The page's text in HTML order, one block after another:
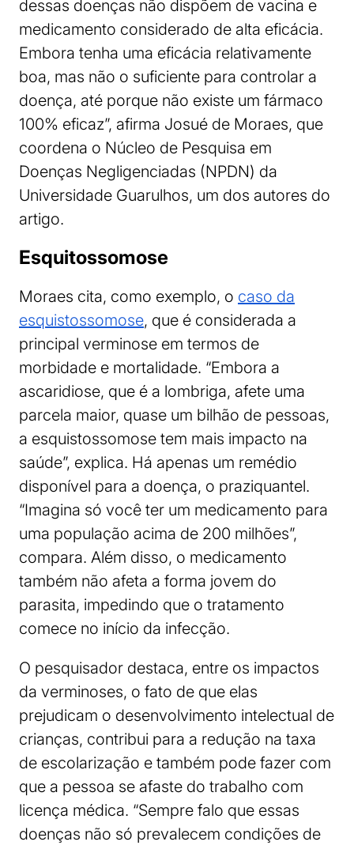
dessas doenças não dispõem de vacina e
medicamento considerado de alta eficácia.
Embora tenha uma eficácia relativamente
boa, mas não o suficiente para controlar a
doença, até porque não existe um fármaco
100% eficaz”, afirma Josué de Moraes, que
coordena o Núcleo de Pesquisa em
Doenças Negligenciadas (NPDN) da
Universidade Guarulhos, um dos autores do
artigo.
Esquitossomose
Moraes cita, como exemplo, o caso da
esquistossomose, que é considerada a
principal verminose em termos de
morbidade e mortalidade. “Embora a
ascaridiose, que é a lombriga, afete uma
parcela maior, quase um bilhão de pessoas,
a esquistossomose tem mais impacto na
saúde”, explica. Há apenas um remédio
disponível para a doença, o praziquantel.
“Imagina só você ter um medicamento para
uma população acima de 200 milhões”,
compara. Além disso, o medicamento
também não afeta a forma jovem do
parasita, impedindo que o tratamento
comece no início da infecção.
O pesquisador destaca, entre os impactos
da verminoses, o fato de que elas
prejudicam o desenvolvimento intelectual de
crianças, contribui para a redução na taxa
de escolarização e também pode fazer com
que a pessoa se afaste do trabalho com
licença médica. “Sempre falo que essas
doenças não só prevalecem condições de